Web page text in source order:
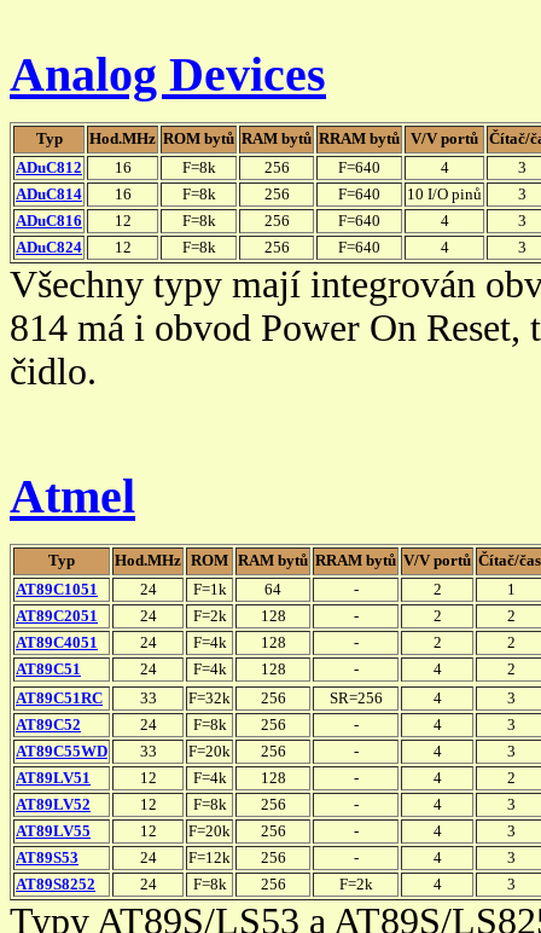
Analog Devices
Typ Hod.MHz ROM bytů RAM bytů RRAM bytů V/V portů Čítač/
ADuC812
16 F=8k 256 F=640 4
3
ADuC814
16 F=8k 256 F=640 10 I/O pinů
3
ADuC816
12 F=8k 256 F=640 4
3
ADuC824
12 F=8k 256 F=640 4 3
Všechny typy mají integrován
814 má i obvod Power On
čidlo.
Atmel
Typ Hod.MHz ROM RAM bytů RRAM bytů V/V portů Čítač/
AT89C1051
24 F=1k 64 - 2
1
AT89C2051
24 F=2k 128 - 2
2
AT89C4051
24 F=4k 128 - 2
2
AT89C51
24 F=4k 128 - 4
2
AT89C51RC
33 F=32k 256 SR=256 4
3
AT89C52
24 F=8k 256 - 4
3
AT89C55WD
33 F=20k 256 - 4
3
AT89LV51
12 F=4k 128 - 4
2
AT89LV52
12 F=8k 256 - 4
3
AT89LV55
12 F=20k 256 - 4
3
AT89S53
24 F=12k 256 - 4
3
AT89S8252
24 F=8k 256 F=2k 4 3
Typy AT89S/LS53 a AT89S/